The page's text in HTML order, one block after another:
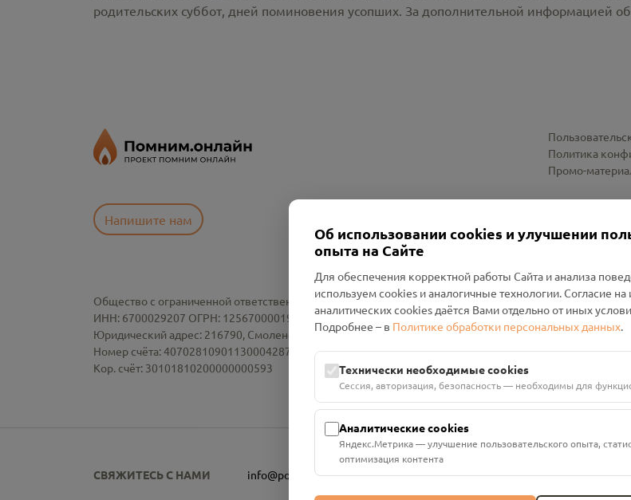
родительских суббот, дней поминовения усопших. За дополнительной информацией
Напишите нам
Политика
Промо-
Общество с ограниченной ответственностью «Смоленский Проект Помним»
ИНН: 6700029207 ОГРН: 1256700001986
Юридический адрес: 216790, Смоленская область, р-н Руднянский, г. Рудня, улица Западная, д. 26А,
Номер счёта: 40702810901130004287 в АО "АЛЬФА-БАНК"
Кор. счёт: 30101810200000000593
СВЯЖИТЕСЬ С НАМИ info@pomnim.online
Об использовании cookies и улучшении
опыта на Сайте
Для обеспечения корректной работы Сайта и анализа
используем cookies и аналогичные технологии. Согласие на
аналитических cookies даётся Вами отдельно от иных
Подробнее – в Политике обработки персональных данных.
Технически необходимые cookies
Сессия, авторизация, безопасность — необходимы для
Аналитические cookies
Яндекс.Метрика — улучшение пользовательского опыта,
оптимизация контента